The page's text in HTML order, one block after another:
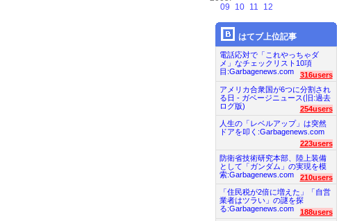
09
10 11 12
はてブ上位記事
電話応対で「これやっちゃダ
メ」なチェックリスト10項
目:Garbagenews.com
316users
アメリカ合衆国が6つに分割され
る日 - ガベージニュース(旧:過去
ログ版)
254users
人生の「レベルアップ」は突然
ドアを叩く:Garbagenews.com
223users
防衛省技術研究本部、陸上装備
として「ガンダム」の実現を模
索:Garbagenews.com
210users
「住民税が2倍に増えた」「自営
業者はツラい」の謎を探
る:Garbagenews.com
188users